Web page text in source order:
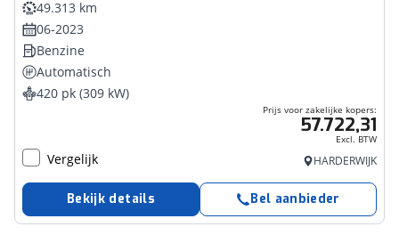
49.313 km
06-2023
Benzine
Automatisch
420 pk (309 kW)
Prijs voor zakelijke kopers:
57.722,31
Excl. BTW
Vergelijk HARDERWIJK
Bekijk details Bel aanbieder